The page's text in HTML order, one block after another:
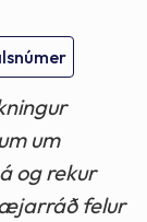
um
og rekur
felur